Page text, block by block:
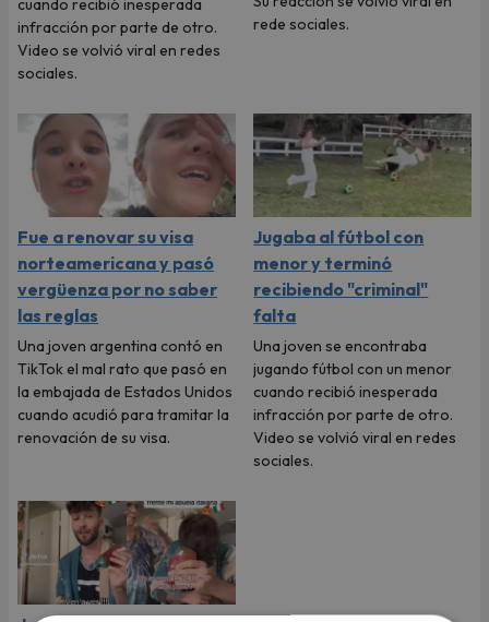
cuando recibió inesperada
infracción por parte de otro.
Video se volvió viral en redes
sociales.
rede sociales.
Fue a renovar su visa
norteamericana y pasó
vergüenza por no saber
las reglas
Una joven argentina contó en
TikTok el mal rato que pasó en
la embajada de Estados Unidos
cuando acudió para tramitar la
renovación de su visa.
Jugaba al fútbol con
menor y terminó
recibiendo "criminal"
falta
Una joven se encontraba
jugando fútbol con un menor
cuando recibió inesperada
infracción por parte de otro.
Video se volvió viral en redes
sociales.